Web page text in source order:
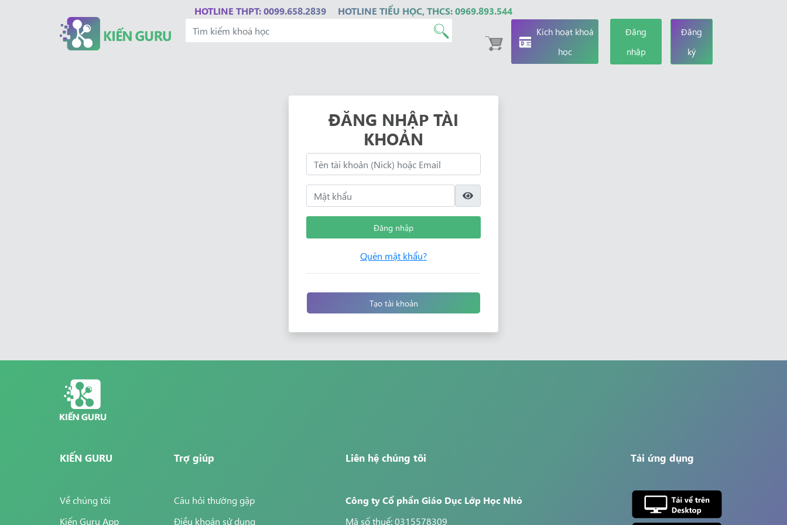
HOTLINE THPT: 0099.658.2839 HOTLINE TIỂU HỌC, THCS: 0969.893.544
Kích hoạt khoá
học
Đăng
nhập
Đăng
ký
ĐĂNG NHẬP TÀI
KHOẢN
Đăng nhập
Quên mật khẩu?
Tạo tài khoản
KIẾN GURU
Về chúng tôi
Kiến Guru App
Trợ giúp
Câu hỏi thường gặp
Điều khoản sử dụng
Liên hệ chúng tôi
Công ty Cổ phần Giáo Dục Lớp Học Nhỏ
Mã số thuế: 0315578309
Tải ứng dụng